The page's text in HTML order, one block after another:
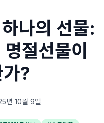
나의 선물:
절선물이
?
년 10월 9일